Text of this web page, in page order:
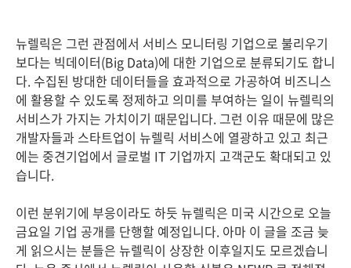
뉴렐릭은 그런 관점에서 서비스 모니터링 기업으로 불리우기
보다는 빅데이터(Big Data)에 대한 기업으로 분류되기도 합니
다. 수집된 방대한 데이터들을 효과적으로 가공하여 비즈니스
에 활용할 수 있도록 정제하고 의미를 부여하는 일이 뉴렐릭의
서비스가 가지는 가치이기 때문입니다. 그런 이유 때문에 많은
개발자들과 스타트업이 뉴렐릭 서비스에 열광하고 있고 최근
에는 중견기업에서 글로벌 IT 기업까지 고객군도 확대되고 있
습니다.
이런 분위기에 부응이라도 하듯 뉴렐릭은 미국 시간으로 오늘
금요일 기업 공개를 단행할 예정입니다. 아마 이 글을 조금 늦
게 읽으시는 분들은 뉴렐릭이 상장한 이후일지도 모르겠습니